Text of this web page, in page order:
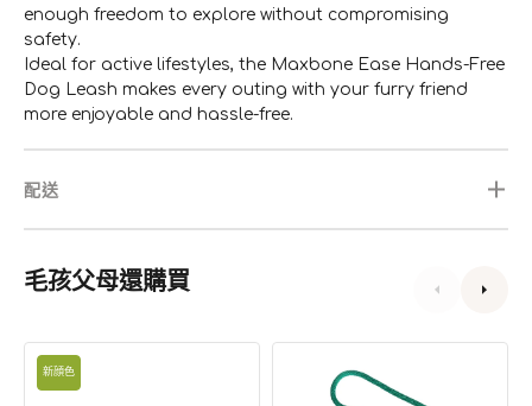
enough freedom to explore without compromising
safety.
Ideal for active lifestyles, the Maxbone Ease Hands-Free
Dog Leash makes every outing with your furry friend
more enjoyable and hassle-free.
配送
毛孩父母還購買
Halti
多
新顔色